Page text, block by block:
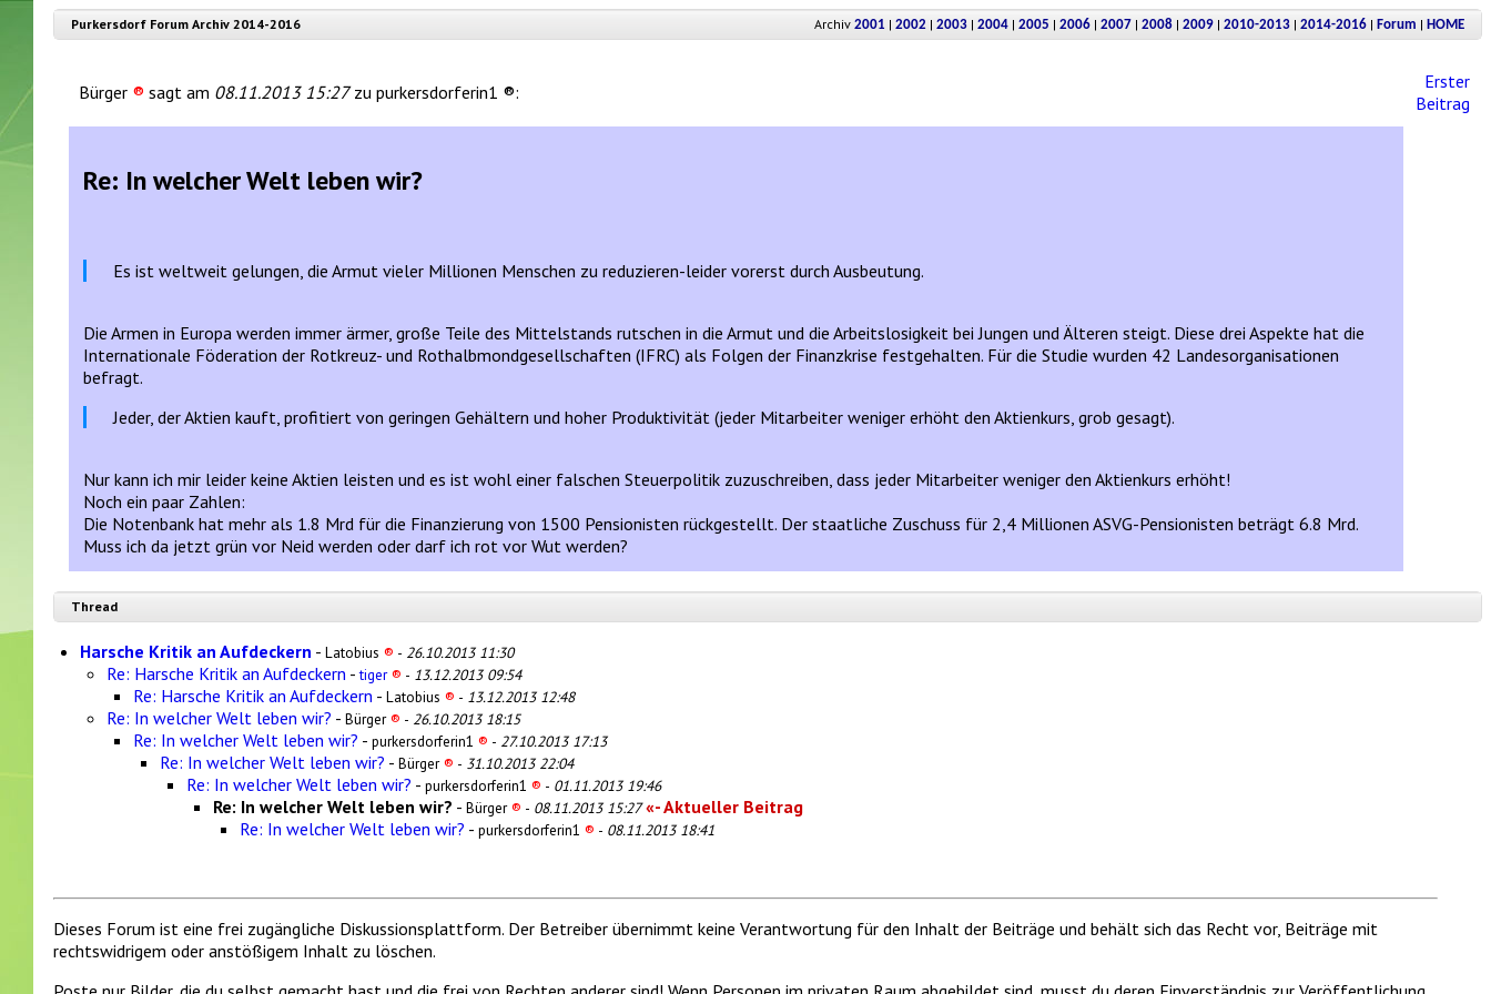
Purkersdorf Forum Archiv 2014-2016 Archiv 2001 | 2002 | 2003 | 2004 | 2005 | 2006 | 2007 | 2008 | 2009 | 2010-2013 | 2014-2016 | Forum | HOME
Bürger ® sagt am 08.11.2013 15:27zu purkersdorferin1 ®:
Erster
Beitrag
Re: In welcher Welt leben wir?
Es ist weltweit gelungen, die Armut vieler Millionen Menschen zu reduzieren-leider vorerst durch Ausbeutung.
Die Armen in Europa werden immer ärmer, große Teile des Mittelstands rutschen in die Armut und die Arbeitslosigkeit bei Jungen und Älteren steigt. Diese drei Aspekte hat die
Internationale Föderation der Rotkreuz- und Rothalbmondgesellschaften (IFRC) als Folgen der Finanzkrise festgehalten. Für die Studie wurden 42 Landesorganisationen
befragt.
Jeder, der Aktien kauft, profitiert von geringen Gehältern und hoher Produktivität (jeder Mitarbeiter weniger erhöht den Aktienkurs, grob gesagt).
Nur kann ich mir leider keine Aktien leisten und es ist wohl einer falschen Steuerpolitik zuzuschreiben, dass jeder Mitarbeiter weniger den Aktienkurs erhöht!
Noch ein paar Zahlen:
Die Notenbank hat mehr als 1.8 Mrd für die Finanzierung von 1500 Pensionisten rückgestellt. Der staatliche Zuschuss für 2,4 Millionen ASVG-Pensionisten beträgt 6.8 Mrd.
Muss ich da jetzt grün vor Neid werden oder darf ich rot vor Wut werden?
Thread
Harsche Kritik an Aufdeckern - Latobius ® - 26.10.2013 11:30
Re: Harsche Kritik an Aufdeckern -tiger® - 13.12.2013 09:54
Re: Harsche Kritik an Aufdeckern - Latobius ® - 13.12.2013 12:48
Re: In welcher Welt leben wir? - Bürger® - 26.10.2013 18:15
Re: In welcher Welt leben wir? - purkersdorferin1 ® - 27.10.2013 17:13
Re: In welcher Welt leben wir? - Bürger® - 31.10.2013 22:04
Re: In welcher Welt leben wir? - purkersdorferin1 ® - 01.11.2013 19:46
Re: In welcher Welt leben wir? - Bürger® - 08.11.2013 15:27«- Aktueller Beitrag
Re: In welcher Welt leben wir? - purkersdorferin1 ® - 08.11.2013 18:41
Dieses Forum ist eine frei zugängliche Diskussionsplattform. Der Betreiber übernimmt keine Verantwortung für den Inhalt der Beiträge und behält sich das Recht vor, Beiträge mit
rechtswidrigem oder anstößigem Inhalt zu löschen.